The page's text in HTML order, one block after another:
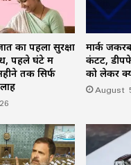
का पहला सुरक्षा
पहले घंटे में
तक सिर्फ
मार्क
कंटेंट,
को लेकर
August